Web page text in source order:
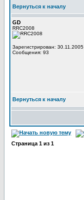
Вернуться к началу
GD
RRC2008
Зарегистрирован: 30.11.2005
Сообщения: 93
Вернуться к началу
Страница 1 из 1